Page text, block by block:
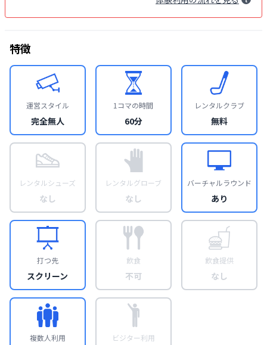
特徴
運営スタイル
完全無人
1コマの時間
60分
レンタルクラブ
無料
レンタルシューズ
なし
レンタルグローブ
なし
バーチャルラウンド
あり
打つ先
スクリーン
飲食
不可
飲食提供
なし
複数人利用 ビジター利用